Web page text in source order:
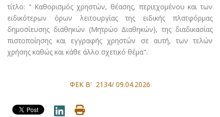
τίτλο: " Καθορισμός χρηστών, θέασης, περιεχομένου και των
ειδικότερων όρων λειτουργίας της ειδικής πλατφόρμας
δημοσίευσης διαθηκών (Μητρώο Διαθηκών), της διαδικασίας
πιστοποίησης και εγγραφής χρηστών σε αυτή, των τελών
χρήσης καθώς και κάθε άλλο σχετικό θέμα".
ΦΕΚ Β' 2134/ 09.04.2026